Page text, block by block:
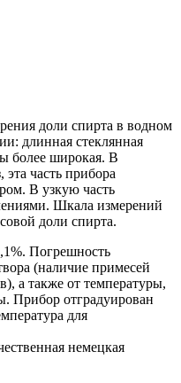
доли спирта в водном
длинная стеклянная
более широкая. В
эта часть прибора
В узкую часть
Шкала измерений
доли спирта.
Погрешность
(наличие примесей
а также от температуры,
Прибор отградуирован
для
немецкая